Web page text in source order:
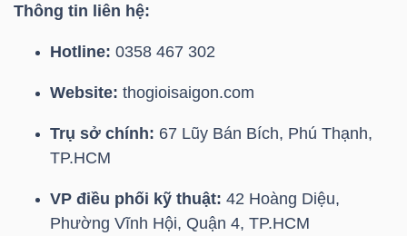
Thông tin liên hệ:
Hotline: 0358 467 302
Website: thogioisaigon.com
Trụ sở chính: 67 Lũy Bán Bích, Phú Thạnh,
TP.HCM
VP điều phối kỹ thuật: 42 Hoàng Diệu,
Phường Vĩnh Hội, Quận 4, TP.HCM
Tin
Bài
viết
tác